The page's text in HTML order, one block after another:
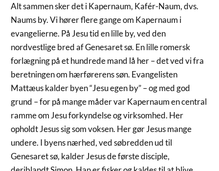
Alt sammen sker det i Kapernaum, Kafér-Naum, dvs.
Naums by. Vi hører flere gange om Kapernaum i
evangelierne. På Jesu tid en lille by, ved den
nordvestlige bred af Genesaret sø. En lille romersk
forlægning på et hundrede mand lå her – det ved vi fra
beretningen om hærførerens søn. Evangelisten
Mattæus kalder byen “Jesu egen by” – og med god
grund – for på mange måder var Kapernaum en central
ramme om Jesu forkyndelse og virksomhed. Her
opholdt Jesus sig som voksen. Her gør Jesus mange
undere. I byens nærhed, ved søbredden ud til
Genesaret sø, kalder Jesus de første disciple,